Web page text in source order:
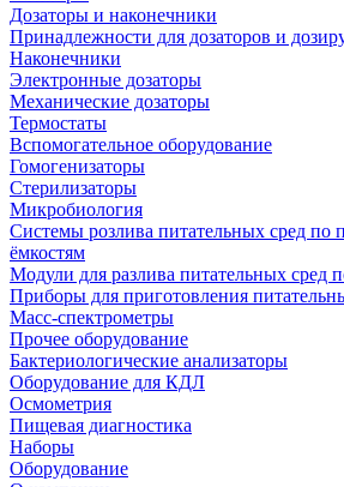
Дозаторы и наконечники
Принадлежности для дозаторов и
Наконечники
Электронные дозаторы
Механические дозаторы
Термостаты
Вспомогательное оборудование
Гомогенизаторы
Стерилизаторы
Микробиология
Системы розлива питательных сред по
ёмкостям
Модули для разлива питательных сред
Приборы для приготовления
Масс-спектрометры
Прочее оборудование
Бактериологические анализаторы
Оборудование для КДЛ
Осмометрия
Пищевая диагностика
Наборы
Оборудование